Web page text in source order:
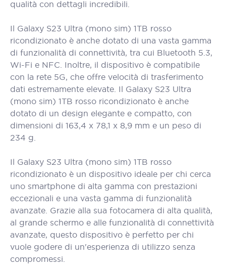
qualità con dettagli incredibili.
Il Galaxy S23 Ultra (mono sim) 1TB rosso
ricondizionato è anche dotato di una vasta gamma
di funzionalità di connettività, tra cui Bluetooth 5.3,
Wi-Fi e NFC. Inoltre, il dispositivo è compatibile
con la rete 5G, che offre velocità di trasferimento
dati estremamente elevate. Il Galaxy S23 Ultra
(mono sim) 1TB rosso ricondizionato è anche
dotato di un design elegante e compatto, con
dimensioni di 163,4 x 78,1 x 8,9 mm e un peso di
234 g.
Il Galaxy S23 Ultra (mono sim) 1TB rosso
ricondizionato è un dispositivo ideale per chi cerca
uno smartphone di alta gamma con prestazioni
eccezionali e una vasta gamma di funzionalità
avanzate. Grazie alla sua fotocamera di alta qualità,
al grande schermo e alle funzionalità di connettività
avanzate, questo dispositivo è perfetto per chi
vuole godere di un'esperienza di utilizzo senza
compromessi.